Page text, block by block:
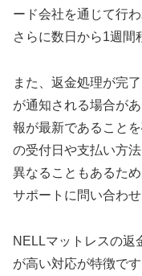
ード会社を通じて行
さらに数日から1週間
また、返金処理が完
が通知される場合が
報が最新であること
の受付日や支払い方
異なることもあるた
サポートに問い合わ
NELLマットレスの返
が高い対応が特徴で